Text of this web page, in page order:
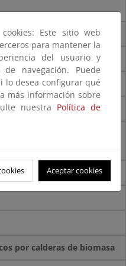
por calderas de biomasa
Este sitio web
para mantener la
del usuario y
navegación. Puede
lo desea configurar qué
más información sobre
nuestra Política de
Aceptar cookies